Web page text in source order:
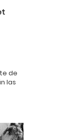
de
las